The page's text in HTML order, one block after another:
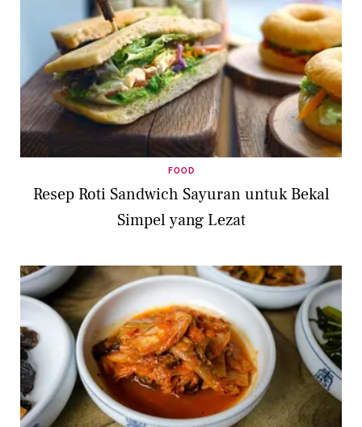
FOOD
Resep Roti Sandwich Sayuran untuk Bekal
Simpel yang Lezat